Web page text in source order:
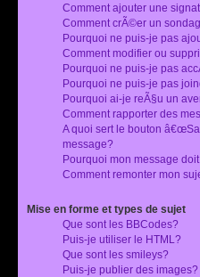
Comment ajouter une
Comment crÃ©er un
Pourquoi ne puis-je pas
Comment modifier ou
Pourquoi ne puis-je pas
Pourquoi ne puis-je pas
Pourquoi ai-je reÃ§u un
Comment rapporter des
A quoi sert le bouton
message?
Pourquoi mon message
Comment remonter mon
Mise en forme et types de sujet
Que sont les BBCodes?
Puis-je utiliser le HTML?
Que sont les smileys?
Puis-je publier des images?